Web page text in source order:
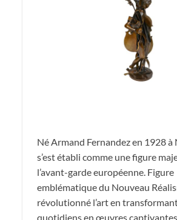
Né Armand Fernandez en 1928 à
s’est établi comme une figure
l’avant-garde européenne. Figure
emblématique du Nouveau
révolutionné l’art en
quotidiens en œuvres